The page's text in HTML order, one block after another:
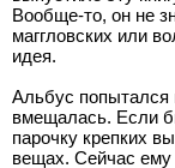
Вообще-то, он не
маггловских или
идея.
Альбус попытался
вмещалась. Если
парочку крепких
вещах. Сейчас ему